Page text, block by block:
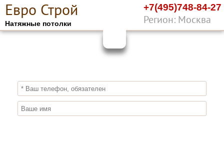
Евро Строй
Натяжные потолки
+7(495)748-84-27
Регион: Москва
ПОЛУЧИ СКИДКУ10%